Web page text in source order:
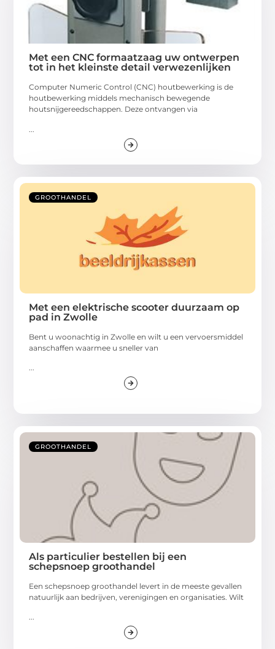
Met een CNC formaatzaag uw ontwerpen
tot in het kleinste detail verwezenlijken
Computer Numeric Control (CNC) houtbewerking is de
houtbewerking middels mechanisch bewegende
houtsnijgereedschappen. Deze ontvangen via
GROOTHANDEL
Met een elektrische scooter duurzaam op
pad in Zwolle
Bent u woonachtig in Zwolle en wilt u een vervoersmiddel
aanschaffen waarmee u sneller van
GROOTHANDEL
Als particulier bestellen bij een
schepsnoep groothandel
Een schepsnoep groothandel levert in de meeste gevallen
natuurlijk aan bedrijven, verenigingen en organisaties. Wilt
...